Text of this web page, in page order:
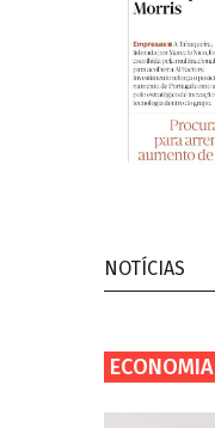
NOTÍCIAS
ECONOMIA